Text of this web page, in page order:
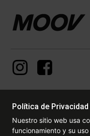
DERECHOS
logotipo y las marcas son
Política de
Nuestro sitio web usa
funcionamiento y su